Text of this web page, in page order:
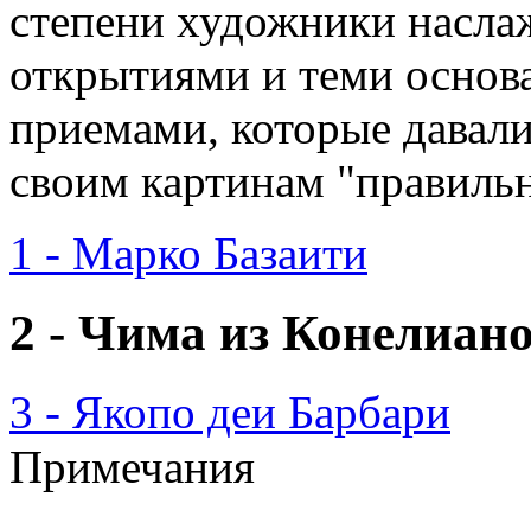
степени художники
открытиями и теми
приемами, которые
своим картинам
1 - Марко Базаити
2 - Чима из
3 - Якопо деи Барбари
Примечания